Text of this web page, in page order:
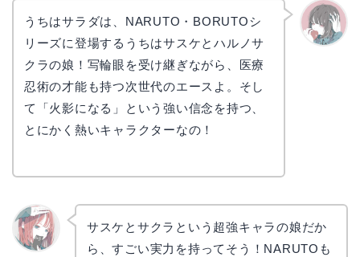
うちはサラダは、NARUTO・BORUTOシ
リーズに登場するうちはサスケとハルノサ
クラの娘！写輪眼を受け継ぎながら、医療
忍術の才能も持つ次世代のエースよ。そし
て「火影になる」という強い信念を持つ、
とにかく熱いキャラクターなの！
サスケとサクラという超強キャラの娘だか
ら、すごい実力を持ってそう！NARUTOも